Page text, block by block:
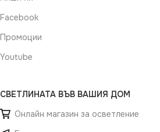
Facebook
Промоции
Youtube
СВЕТЛИНАТА ВЪВ ВАШИЯ ДОМ
Онлайн магазин за осветление